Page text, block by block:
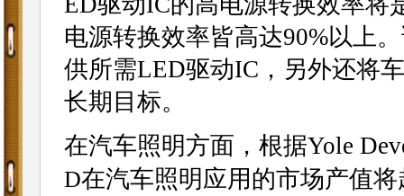
电源转换效率皆高达90%以上
供所需LED驱动IC，另外还将
长期目标。
在汽车照明方面，根据Yole
D在汽车照明应用的市场产值